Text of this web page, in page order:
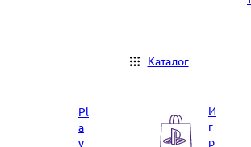
Каталог
Pl
a
y
И
г
р